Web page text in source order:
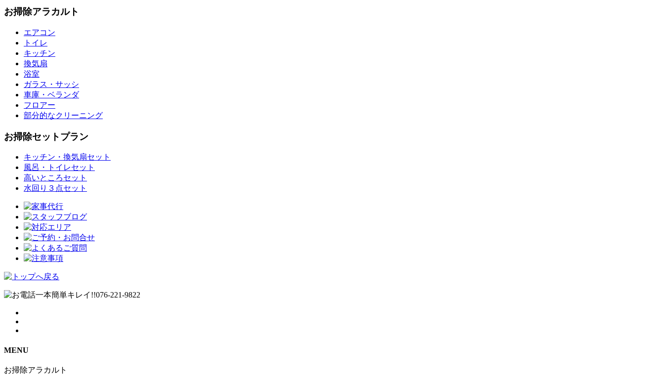
お掃除アラカルト
エアコン
トイレ
キッチン
換気扇
浴室
ガラス・サッシ
車庫・ベランダ
フロアー
部分的なクリーニング
お掃除セットプラン
キッチン・換気扇セット
風呂・トイレセット
高いところセット
水回り３点セット
MENU
お掃除アラカルト